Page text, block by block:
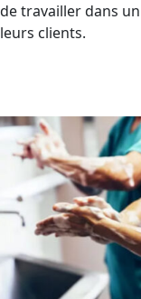
de travailler dans
leurs clients.